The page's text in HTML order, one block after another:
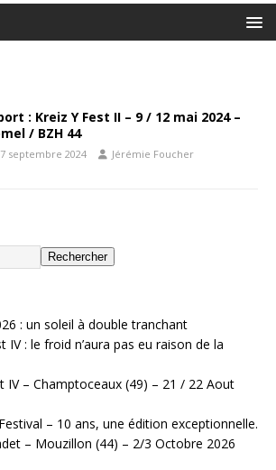
: Kreiz Y Fest II – 9 / 12 mai 2024 –
/ BZH 44
septembre 2024 Jérémie Foucher
Rechercher
: un soleil à double tranchant
IV : le froid n’aura pas eu raison de la
IV – Champtoceaux (49) – 21 / 22 Aout
– 10 ans, une édition exceptionnelle.
– Mouzillon (44) – 2/3 Octobre 2026